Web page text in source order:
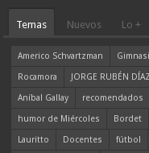
Temas Nuevos Lo +
Americo Schvartzman
Rocamora
JORGE RUBÉN DÍAZ
Aníbal Gallay
recomendados
humor de Miércoles
Bordet
Lauritto
Docentes fútbol